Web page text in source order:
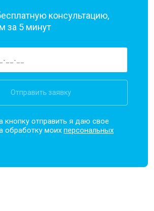
консультацию,
за 5 минут
Отправить заявку
кнопку отправить я даю свое
обработку моихперсональных